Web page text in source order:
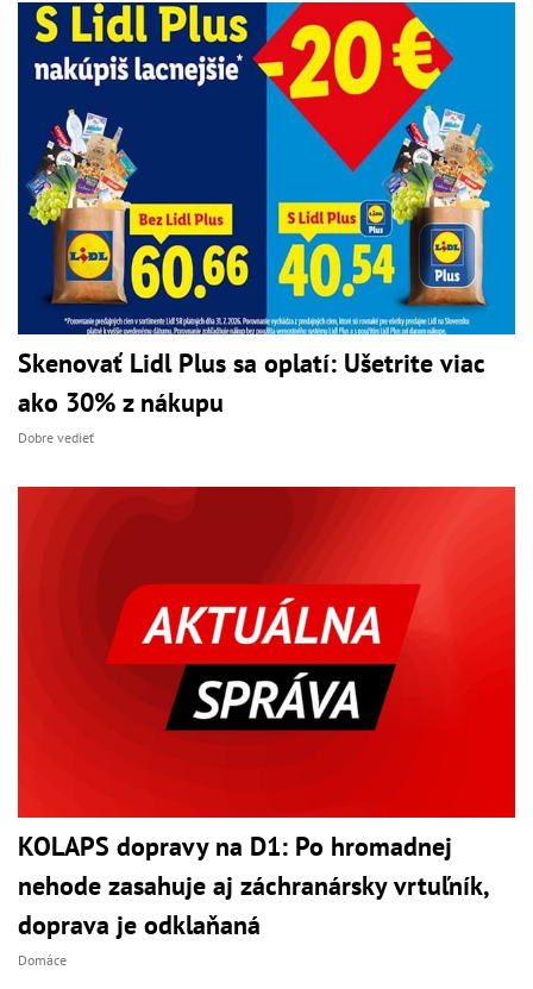
Skenovať Lidl Plus sa oplatí: Ušetrite viac
ako 30% z nákupu
Dobre vedieť
KOLAPS dopravy na D1: Po hromadnej
nehode zasahuje aj záchranársky vrtuľník,
doprava je odklaňaná
Domáce